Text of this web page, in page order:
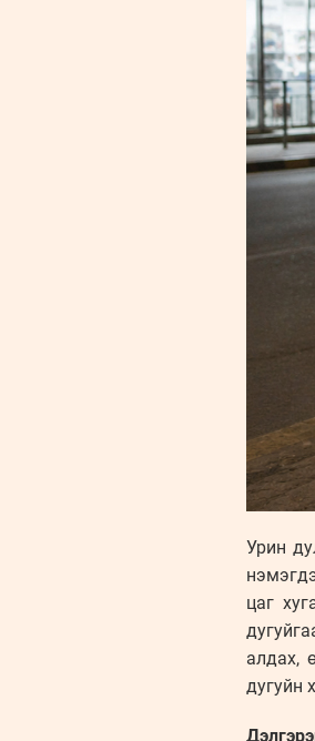
Урин
цаг
алдах,
дугуйн